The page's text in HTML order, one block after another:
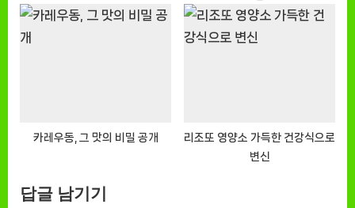
카레우동, 그 맛의 비밀 공개
리조또 영양소 가득한 건강식으로
변신
답글 남기기